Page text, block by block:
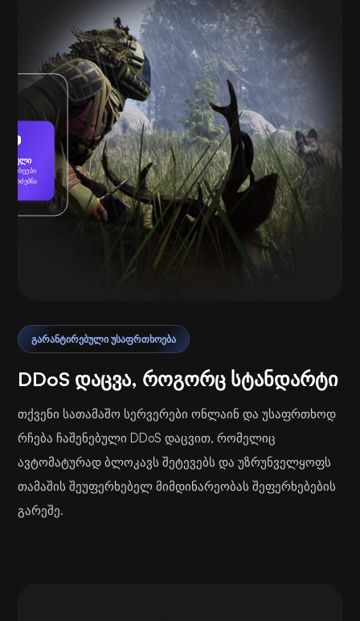
ᲒᲐᲠᲐᲜᲢᲘᲠᲔᲑᲣᲚᲘ ᲣᲡᲐᲤᲠᲗᲮᲝᲔᲑᲐ
DDoS დაცვა, როგორც სტანდარტი
თქვენი სათამაშო სერვერები ონლაინ და უსაფრთხოდ
რჩება ჩაშენებული DDoS დაცვით, რომელიც
ავტომატურად ბლოკავს შეტევებს და უზრუნველყოფს
თამაშის შეუფერხებელ მიმდინარეობას შეფერხებების
გარეშე.
დაცული
მოიძებნა